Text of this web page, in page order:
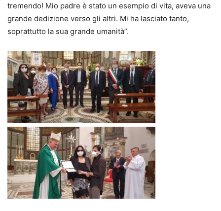
tremendo! Mio padre è stato un esempio di vita, aveva una
grande dedizione verso gli altri. Mi ha lasciato tanto,
soprattutto la sua grande umanità”.